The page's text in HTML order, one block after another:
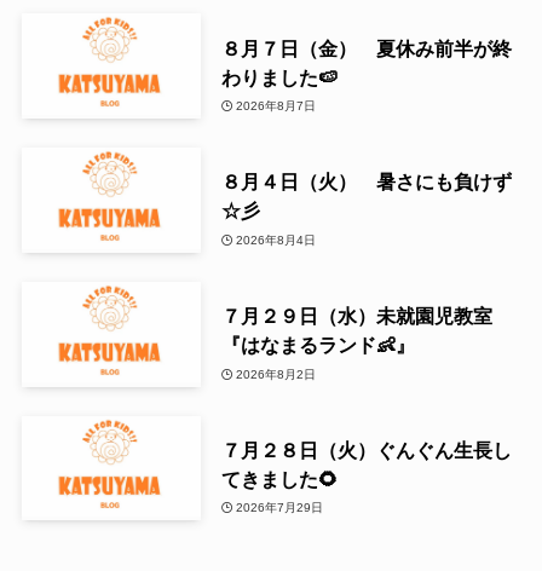
８月７日（金） 夏休み前半が終
わりました🍉
2026年8月7日
８月４日（火） 暑さにも負けず
☆彡
2026年8月4日
７月２９日（水）未就園児教室
『はなまるランド👶』
2026年8月2日
７月２８日（火）ぐんぐん生長し
てきました🌻
2026年7月29日